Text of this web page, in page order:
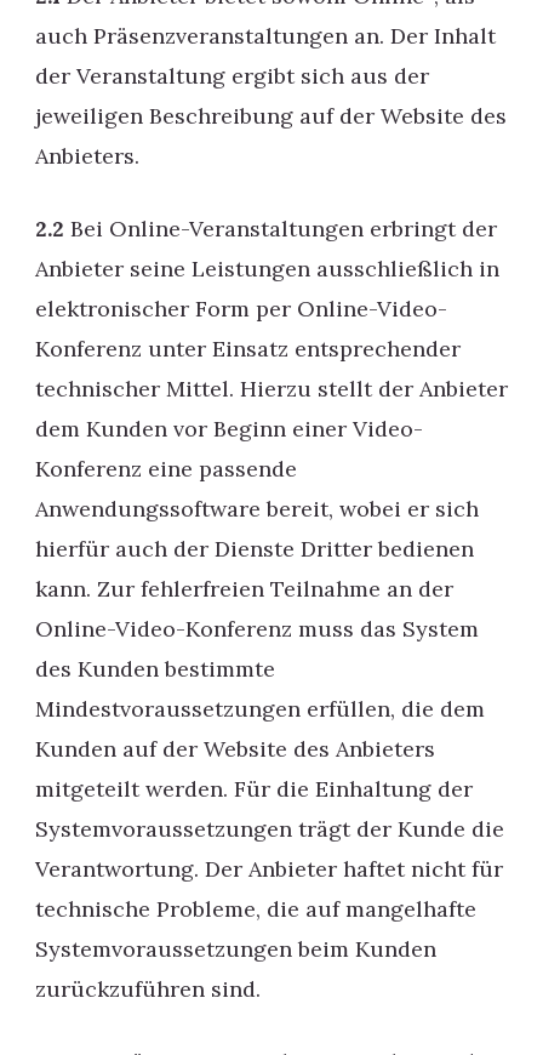
auch Präsenzveranstaltungen an. Der Inhalt
der Veranstaltung ergibt sich aus der
jeweiligen Beschreibung auf der Website des
Anbieters.
2.2 Bei Online-Veranstaltungen erbringt der
Anbieter seine Leistungen ausschließlich in
elektronischer Form per Online-Video-
Konferenz unter Einsatz entsprechender
technischer Mittel. Hierzu stellt der Anbieter
dem Kunden vor Beginn einer Video-
Konferenz eine passende
Anwendungssoftware bereit, wobei er sich
hierfür auch der Dienste Dritter bedienen
kann. Zur fehlerfreien Teilnahme an der
Online-Video-Konferenz muss das System
des Kunden bestimmte
Mindestvoraussetzungen erfüllen, die dem
Kunden auf der Website des Anbieters
mitgeteilt werden. Für die Einhaltung der
Systemvoraussetzungen trägt der Kunde die
Verantwortung. Der Anbieter haftet nicht für
technische Probleme, die auf mangelhafte
Systemvoraussetzungen beim Kunden
zurückzuführen sind.